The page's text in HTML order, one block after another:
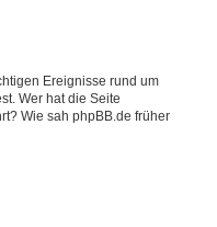
Ereignisse rund um
Wer hat die Seite
Wie sah phpBB.de früher